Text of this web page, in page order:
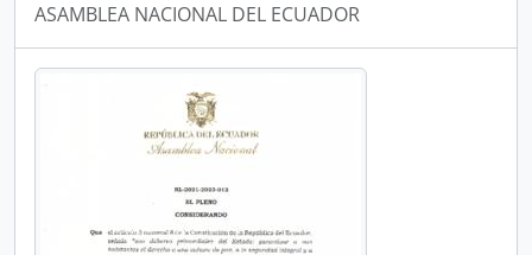
ASAMBLEA NACIONAL DEL ECUADOR